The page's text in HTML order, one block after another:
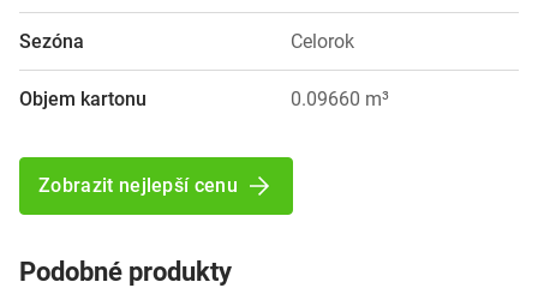
Sezóna Celorok
Objem kartonu 0.09660 m³
Zobrazit nejlepší cenu
Podobné produkty